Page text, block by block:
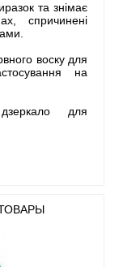
та знімає
спричинені
воску для
на
для